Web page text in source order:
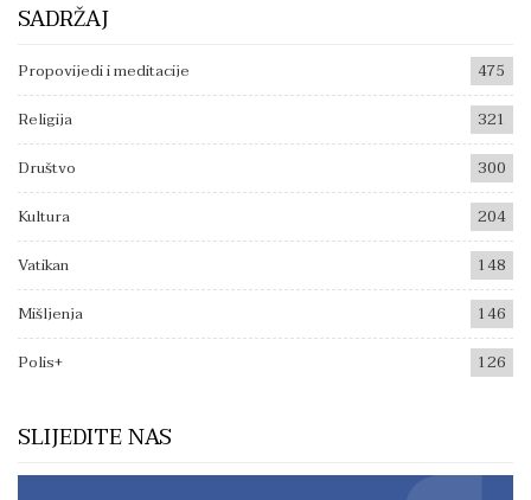
SADRŽAJ
Propovijedi i meditacije
475
Religija
321
Društvo
300
Kultura
204
Vatikan
148
Mišljenja
146
Polis+
126
SLIJEDITE NAS